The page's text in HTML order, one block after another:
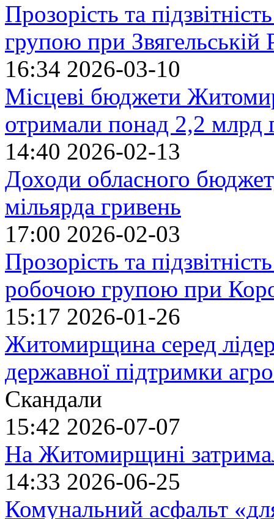
Прозорість та
групою при
16:34 2026-03-10
Місцеві бюджети
отримали понад 2,2 млрд
14:40 2026-02-13
Доходи обласного
мільярда гривень
17:00 2026-02-03
Прозорість та
робочою групою при
15:17 2026-01-26
Житомирщина серед
державної підтримки
Скандали
15:42 2026-07-07
На Житомирщині
14:33 2026-06-25
Комунальний асфальт